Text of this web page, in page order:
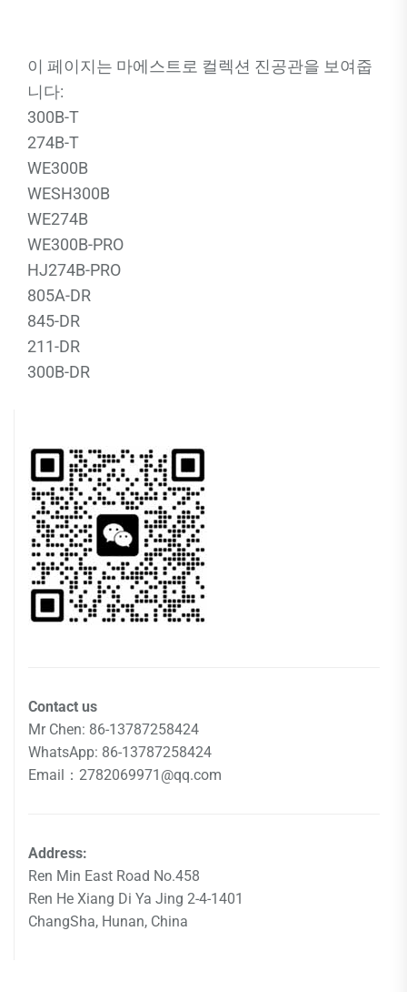
이 페이지는 마에스트로 컬렉션 진공관을 보여줍
니다:
300B-T
274B-T
WE300B
WESH300B
WE274B
WE300B-PRO
HJ274B-PRO
805A-DR
845-DR
211-DR
300B-DR
Contact us
Mr Chen: 86-13787258424
WhatsApp: 86-13787258424
Email：2782069971@qq.com
Address:
Ren Min East Road No.458
Ren He Xiang Di Ya Jing 2-4-1401
ChangSha, Hunan, China